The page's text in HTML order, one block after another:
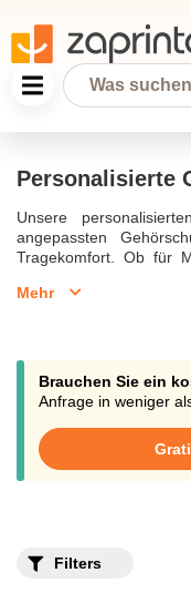
Personalisierte
Unsere
angepassten
Tragekomfort. Ob für
können mit einem
Mehr
Brauchen Sie ein
Anfrage in weniger
Filters